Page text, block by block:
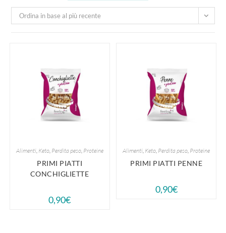
Ordina in base al più recente
Alimenti, Keto, Perdita peso, Proteine
PRIMI PIATTI
CONCHIGLIETTE
0,90€
Alimenti, Keto, Perdita peso, Proteine
PRIMI PIATTI PENNE
0,90€